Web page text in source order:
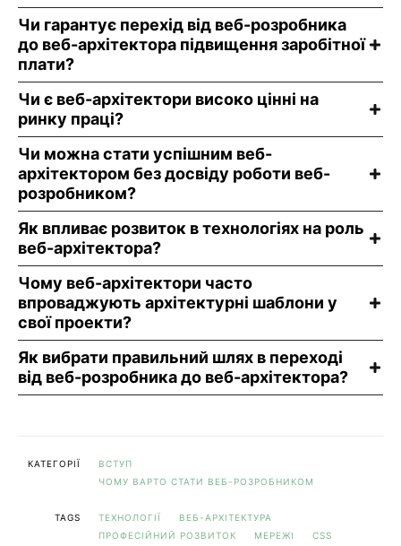
Чи гарантує перехід від веб-розробника
до веб-архітектора підвищення заробітної
плати?
Чи є веб-архітектори високо цінні на
ринку праці?
Чи можна стати успішним веб-
архітектором без досвіду роботи веб-
розробником?
Як впливає розвиток в технологіях на роль
веб-архітектора?
Чому веб-архітектори часто
впроваджують архітектурні шаблони у
свої проекти?
Як вибрати правильний шлях в переході
від веб-розробника до веб-архітектора?
КАТЕГОРІЇ
ВСТУП
ЧОМУ ВАРТО СТАТИ ВЕБ-РОЗРОБНИКОМ
TAGS ТЕХНОЛОГІЇ
ВЕБ-АРХІТЕКТУРА
ПРОФЕСІЙНИЙ РОЗВИТОК
МЕРЕЖІ
CSS